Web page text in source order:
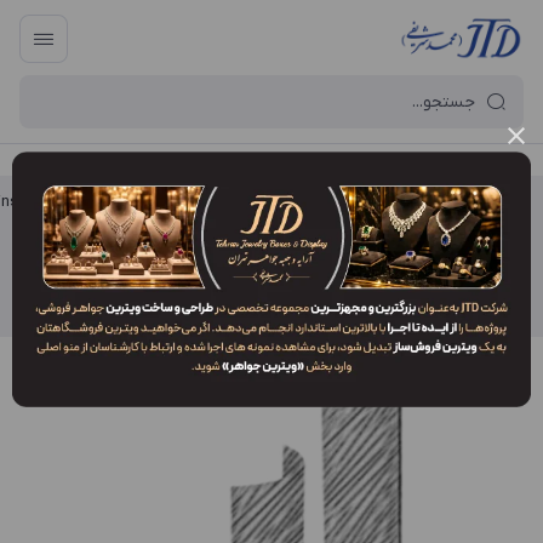
آرایه و جعبه جواهر تهران / فروشگاه محصولات / محصولات دکور / زنجیر (Chains)
زنجیر (Chains)